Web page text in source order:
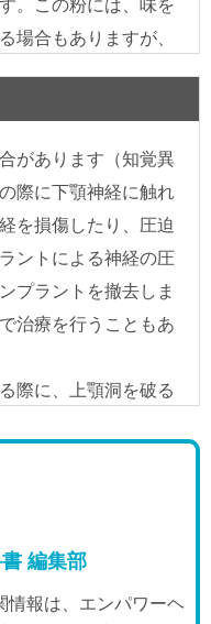
編集部
情報は、エンパワーヘ